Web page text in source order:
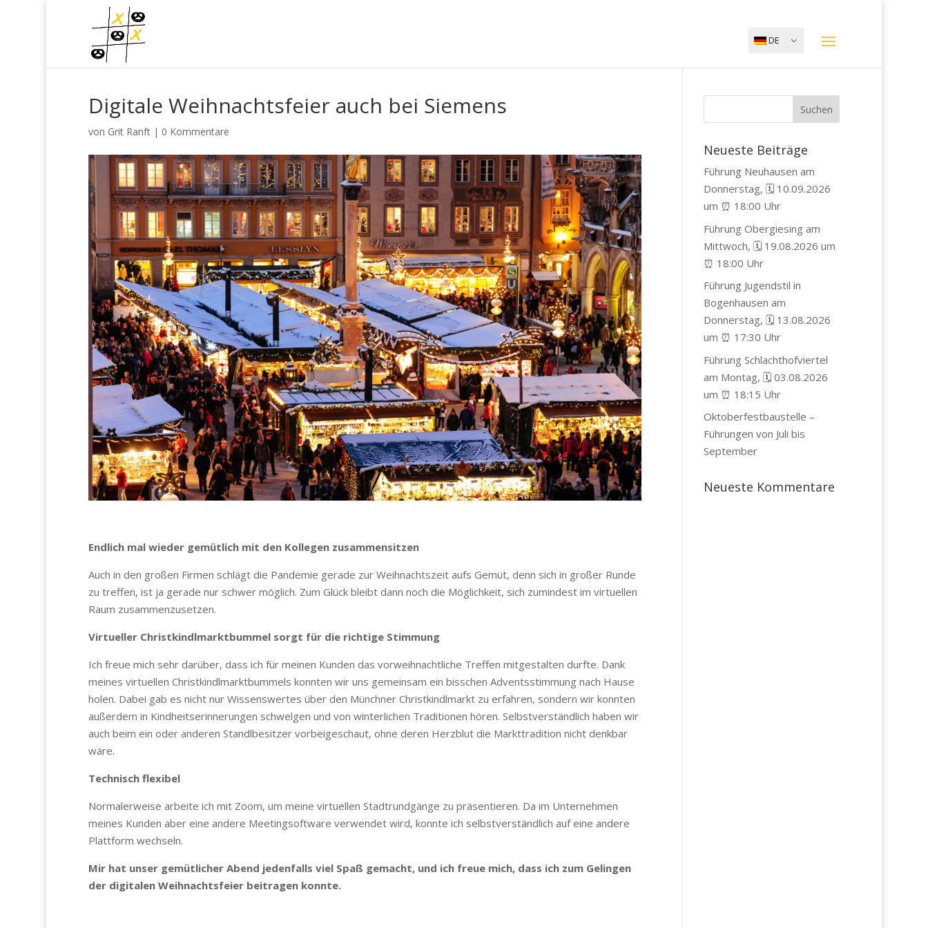
DE
Digitale Weihnachtsfeier auch bei Siemens
von Grit Ranft| 0 Kommentare
Endlich mal wieder gemütlich mit den Kollegen zusammensitzen
Auch in den großen Firmen schlägt die Pandemie gerade zur Weihnachtszeit aufs Gemüt, denn sich in großer Runde
zu treffen, ist ja gerade nur schwer möglich. Zum Glück bleibt dann noch die Möglichkeit, sich zumindest im virtuellen
Raum zusammenzusetzen.
Virtueller Christkindlmarktbummel sorgt für die richtige Stimmung
Ich freue mich sehr darüber, dass ich für meinen Kunden das vorweihnachtliche Treffen mitgestalten durfte. Dank
meines virtuellen Christkindlmarktbummels konnten wir uns gemeinsam ein bisschen Adventsstimmung nach Hause
holen. Dabei gab es nicht nur Wissenswertes über den Münchner Christkindlmarkt zu erfahren, sondern wir konnten
außerdem in Kindheitserinnerungen schwelgen und von winterlichen Traditionen hören. Selbstverständlich haben wir
auch beim ein oder anderen Standlbesitzer vorbeigeschaut, ohne deren Herzblut die Markttradition nicht denkbar
wäre.
Technisch flexibel
Normalerweise arbeite ich mit Zoom, um meine virtuellen Stadtrundgänge zu präsentieren. Da im Unternehmen
meines Kunden aber eine andere Meetingsoftware verwendet wird, konnte ich selbstverständlich auf eine andere
Plattform wechseln.
Mir hat unser gemütlicher Abend jedenfalls viel Spaß gemacht, und ich freue mich, dass ich zum Gelingen
der digitalen Weihnachtsfeier beitragen konnte.
Neueste Beiträge
Führung Neuhausen am
Donnerstag, 🗓️ 10.09.2026
um ⏰ 18:00 Uhr
Führung Obergiesing am
Mittwoch, 🗓️ 19.08.2026 um
⏰ 18:00 Uhr
Führung Jugendstil in
Bogenhausen am
Donnerstag, 🗓️ 13.08.2026
um ⏰ 17:30 Uhr
Führung Schlachthofviertel
am Montag, 🗓️ 03.08.2026
um ⏰ 18:15 Uhr
Oktoberfestbaustelle –
Führungen von Juli bis
September
Neueste Kommentare